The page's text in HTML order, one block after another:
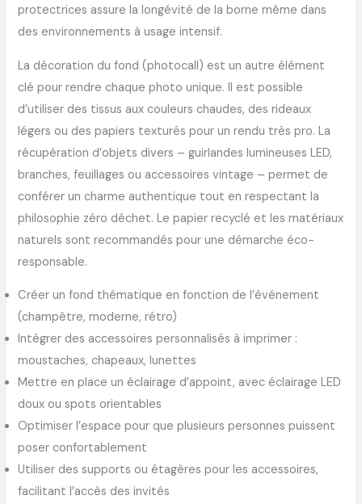
protectrices assure la longévité de la borne même dans
des environnements à usage intensif.
La décoration du fond (photocall) est un autre élément
clé pour rendre chaque photo unique. Il est possible
d’utiliser des tissus aux couleurs chaudes, des rideaux
légers ou des papiers texturés pour un rendu très pro. La
récupération d’objets divers – guirlandes lumineuses LED,
branches, feuillages ou accessoires vintage – permet de
conférer un charme authentique tout en respectant la
philosophie zéro déchet. Le papier recyclé et les matériaux
naturels sont recommandés pour une démarche éco-
responsable.
Créer un fond thématique en fonction de l’événement
(champêtre, moderne, rétro)
Intégrer des accessoires personnalisés à imprimer :
moustaches, chapeaux, lunettes
Mettre en place un éclairage d’appoint, avec éclairage LED
doux ou spots orientables
Optimiser l’espace pour que plusieurs personnes puissent
poser confortablement
Utiliser des supports ou étagères pour les accessoires,
facilitant l’accès des invités